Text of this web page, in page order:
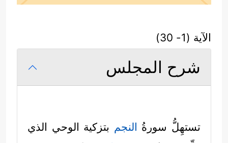
الآية (1- 30)
شرح المجلس
تستهِلُّ سورةُ النجم بتزكية الوحي الذي